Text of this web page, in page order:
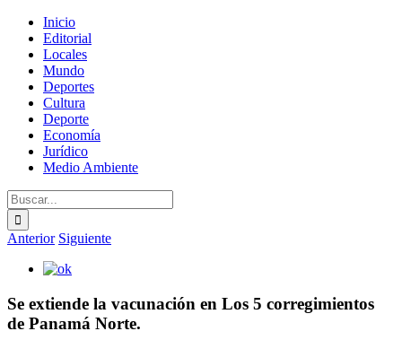
Inicio
Editorial
Locales
Mundo
Deportes
Cultura
Deporte
Economía
Jurídico
Medio Ambiente
Buscar:
Anterior Siguiente
Ver
más
Se extiende la vacunación en Los 5 corregimientos
de Panamá Norte.